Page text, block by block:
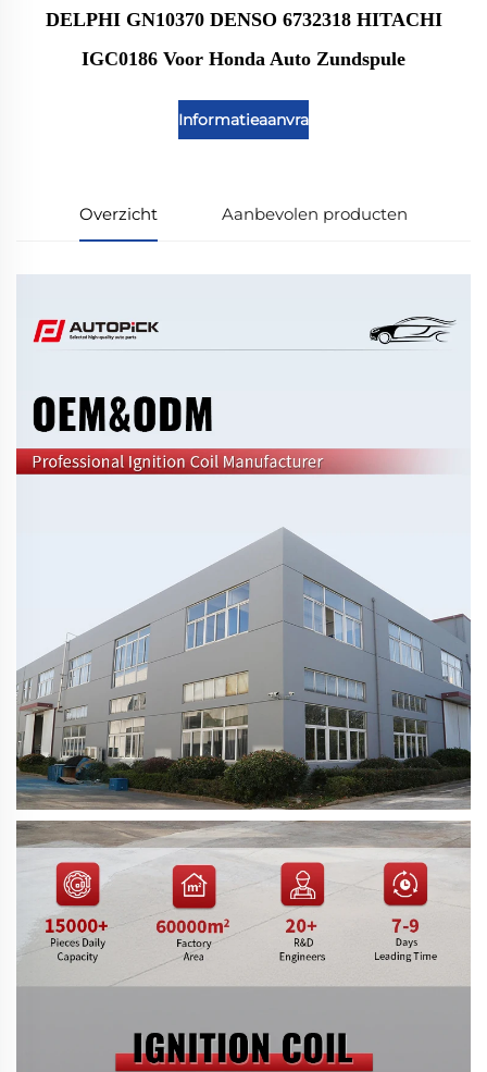
DELPHI GN10370 DENSO 6732318 HITACHI
IGC0186 Voor Honda Auto Zundspule
Informatieaanvraag
Overzicht Aanbevolen producten